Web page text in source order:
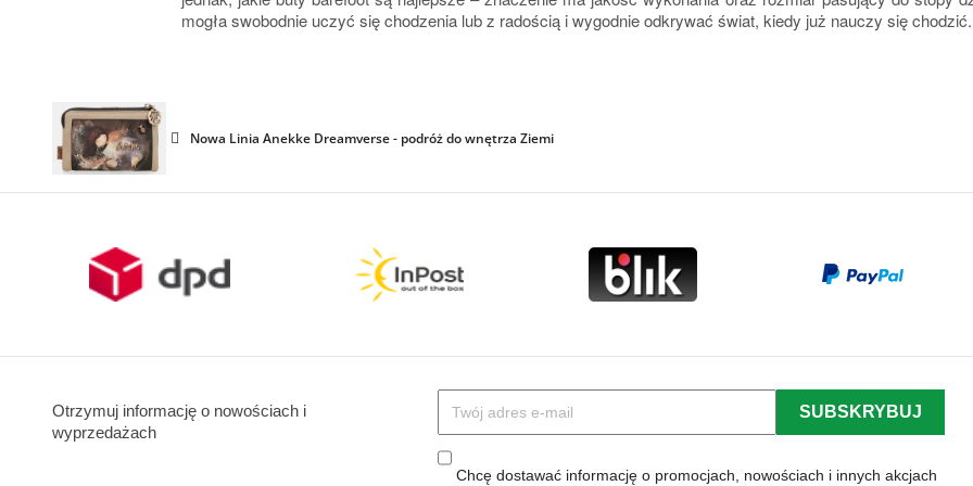
mogła swobodnie uczyć się chodzenia lub z radością i wygodnie odkrywać świat, kiedy już nauczy się chodzić.
Nowa Linia Anekke Dreamverse - podróż do wnętrza Ziemi
Otrzymuj informację o nowościach i
wyprzedażach
Chcę dostawać informację o promocjach, nowościach i innych akcjach